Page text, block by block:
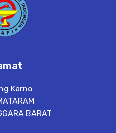
Karno
BARAT